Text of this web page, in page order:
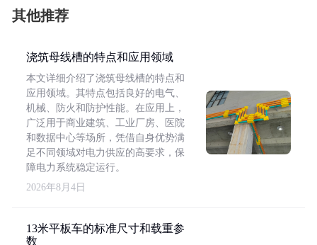
其他推荐
浇筑母线槽的特点和应用领域
本文详细介绍了浇筑母线槽的特点和
应用领域。其特点包括良好的电气、
机械、防火和防护性能。在应用上，
广泛用于商业建筑、工业厂房、医院
和数据中心等场所，凭借自身优势满
足不同领域对电力供应的高要求，保
障电力系统稳定运行。
2026年8月4日
13米平板车的标准尺寸和载重参
数